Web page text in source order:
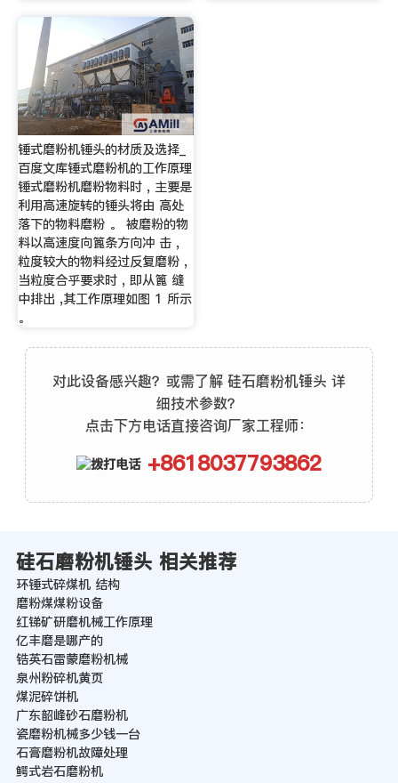
锤式磨粉机锤头的材质及选择_
百度文库锤式磨粉机的工作原理
锤式磨粉机磨粉物料时 , 主要是
利用高速旋转的锤头将由 高处
落下的物料磨粉 。 被磨粉的物
料以高速度向篦条方向冲 击 ,
粒度较大的物料经过反复磨粉 ,
当粒度合乎要求时 , 即从篦 缝
中排出 ,其工作原理如图 1 所示
。
对此设备感兴趣？或需了解 硅石磨粉机锤头 详
细技术参数？
点击下方电话直接咨询厂家工程师：
+8618037793862
硅石磨粉机锤头 相关推荐
环锤式碎煤机 结构
磨粉煤煤粉设备
红锑矿研磨机械工作原理
亿丰磨是哪产的
锆英石雷蒙磨粉机械
泉州粉碎机黄页
煤泥碎饼机
广东韶峰砂石磨粉机
瓷磨粉机械多少钱一台
石膏磨粉机故障处理
鳄式岩石磨粉机